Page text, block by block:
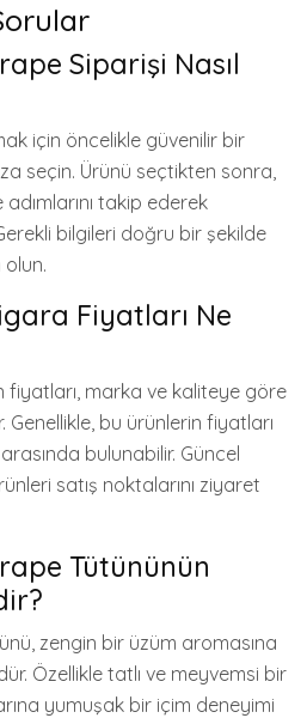
Siparişi Nasıl
için öncelikle güvenilir bir
seçin. Ürünü seçtikten sonra,
takip ederek
bilgileri doğru bir şekilde
Fiyatları Ne
fiyatları, marka ve kaliteye göre
bu ürünlerin fiyatları
bulunabilir. Güncel
satış noktalarını ziyaret
Tütününün
zengin bir üzüm aromasına
Özellikle tatlı ve meyvemsi bir
yumuşak bir içim deneyimi